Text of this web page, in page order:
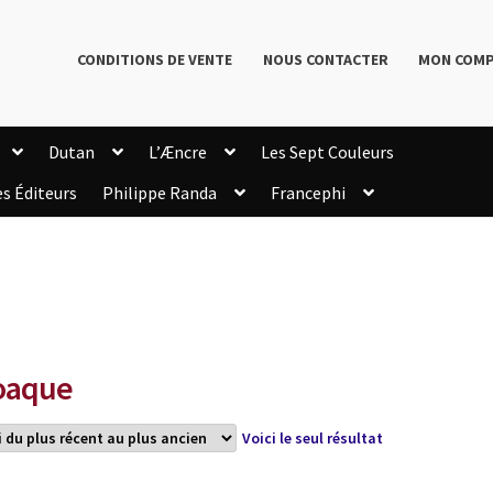
CONDITIONS DE VENTE NOUS CONTACTER MON
Dutan L’Æncre
Les Sept Couleurs
Éditeurs Philippe Randa
Francephi
Voici le seul résultat